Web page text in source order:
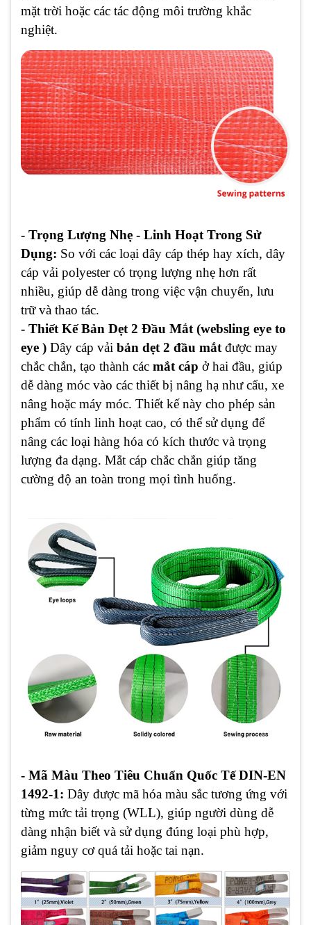
mặt trời hoặc các tác động môi trường khắc
nghiệt.
- Trọng Lượng Nhẹ - Linh Hoạt Trong Sử
Dụng: So với các loại dây cáp thép hay xích, dây
cáp vải polyester có trọng lượng nhẹ hơn rất
nhiều, giúp dễ dàng trong việc vận chuyển, lưu
trữ và thao tác.
- Thiết Kế Bản Dẹt 2 Đầu Mắt (websling eye to
eye ) Dây cáp vải bản dẹt 2 đầu mắt được may
chắc chắn, tạo thành các mắt cáp ở hai đầu, giúp
dễ dàng móc vào các thiết bị nâng hạ như cẩu, xe
nâng hoặc máy móc. Thiết kế này cho phép sản
phẩm có tính linh hoạt cao, có thể sử dụng để
nâng các loại hàng hóa có kích thước và trọng
lượng đa dạng. Mắt cáp chắc chắn giúp tăng
cường độ an toàn trong mọi tình huống.
- Mã Màu Theo Tiêu Chuẩn Quốc Tế DIN-EN
1492-1: Dây được mã hóa màu sắc tương ứng với
từng mức tải trọng (WLL), giúp người dùng dễ
dàng nhận biết và sử dụng đúng loại phù hợp,
giảm nguy cơ quá tải hoặc tai nạn.